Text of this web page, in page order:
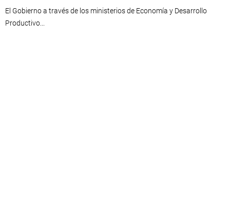
El Gobierno a través de los ministerios de Economía y Desarrollo
Productivo...